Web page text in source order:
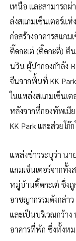
เหนือ และสามารถ
ล่งสแกมเซ็นเตอร์แห่
ก่อสร้างอาคารสแก
ติ๊ดกะเต่ (ติ๊ดกะตี่) ตี
นวิน ผู้นำกองกำลัง
จีนจากพื้นที่ KK Park
ในแหล่งสแกมเซ็นเ
หลังจากที่กองทัพเมี
KK Park และส่วยโก๊
แหล่งข่าวระบุว่า น
แกมเซ็นเตอร์จากทั้
หมู่บ้านติ๊ดกะเต่ ซึ่งถู
อาชญากรรมดังกล่าว
และเป็นบริเวณกว้า
อาคารที่พัก ซึ่งทั้งห